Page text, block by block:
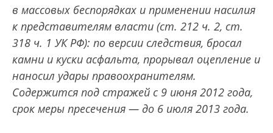
в массовых беспорядках и применении насилия
к представителям власти (ст. 212 ч. 2, ст.
318 ч. 1 УК РФ): по версии следствия, бросал
камни и куски асфальта, прорывал оцепление и
наносил удары правоохранителям.
Содержится под стражей с 9 июня 2012 года,
срок меры пресечения — до 6 июля 2013 года.